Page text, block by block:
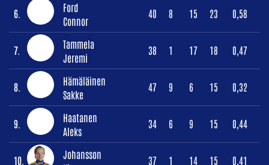
6.
Ford
Connor
40 8 15 23 0,58
7.
Tammela
Jeremi
38 1 17 18 0,47
8.
Hämäläinen
Sakke
47 9 6 15 0,32
9.
Haatanen
Aleks
34 6 9 15 0,44
10.
Johansson
37 1 14 15 0,41